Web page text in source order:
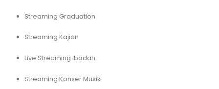
Streaming Graduation
Streaming Kajian
Live Streaming Ibadah
Streaming Konser Musik